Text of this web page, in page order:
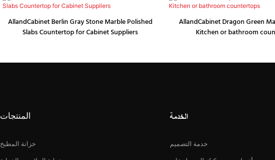
AllandCabinet Berlin Gray Stone Marble Polished
Slabs Countertop for Cabinet Suppliers
AllandCabinet Dragon Green
Kitchen or bathroom
المنتجات
خزانة المطبخ
الخدمة
خدمة التصميم